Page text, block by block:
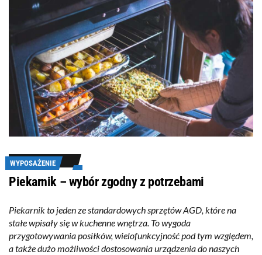
WYPOSAŻENIE
Piekarnik – wybór zgodny z potrzebami
Piekarnik to jeden ze standardowych sprzętów AGD, które na
stałe wpisały się w kuchenne wnętrza. To wygoda
przygotowywania posiłków, wielofunkcyjność pod tym względem,
a także dużo możliwości dostosowania urządzenia do naszych